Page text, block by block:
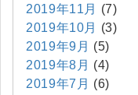
2019年11月
(7)
2019年10月
(3)
2019年9月 (5)
2019年8月 (4)
2019年7月 (6)